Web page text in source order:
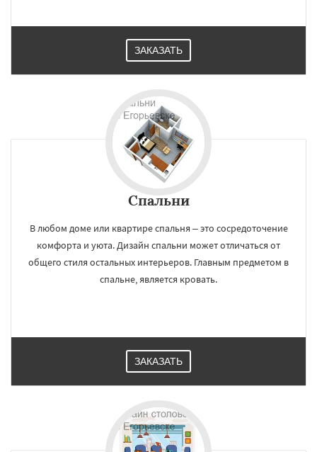
ЗАКАЗАТЬ
Спальни
В любом доме или квартире спальня – это сосредоточение
комфорта и уюта. Дизайн спальни может отличаться от
общего стиля остальных интерьеров. Главным предметом в
спальне, является кровать.
ЗАКАЗАТЬ